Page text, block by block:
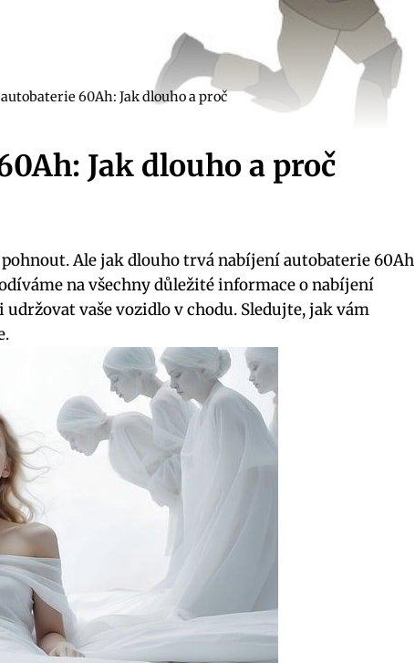
60Ah: Jak dlouho a proč
Jak dlouho a proč
pohnout. Ale jak dlouho trvá nabíjení autobaterie 60Ah
na všechny důležité informace o nabíjení
vaše vozidlo v chodu. Sledujte, jak vám